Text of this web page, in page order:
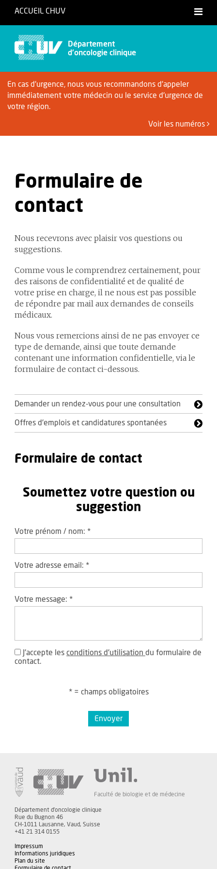
ACCUEIL CHUV
Département
d'oncologie clinique
En cas d'urgence, nous vous recommandons d'appeler
immédiatement votre médecin ou le service d'urgence de
votre région.
Voir les numéros
Formulaire de
contact
Nous recevrons avec plaisir vos questions ou
suggestions.
Comme vous le comprendrez certainement, pour
des raisons de confidentialité et de qualité de
votre prise en charge, il ne nous est pas possible
de répondre par mail aux demandes de conseils
médicaux.
Nous vous remercions ainsi de ne pas envoyer ce
type de demande, ainsi que toute demande
contenant une information confidentielle, via le
formulaire de contact ci-dessous.
Demander un rendez-vous pour une consultation
Offres d'emplois et candidatures spontanées
Formulaire de contact
Soumettez votre question ou
suggestion
Votre prénom / nom: *
Votre adresse email: *
Votre message: *
J'accepte les conditions d'utilisation du formulaire de
contact.
* = champs obligatoires
Envoyer
Faculté de biologie et de médecine
Département d'oncologie clinique
Rue du Bugnon 46
CH-1011 Lausanne, Vaud, Suisse
+41 21 314 0155
Impressum
Informations juridiques
Plan du site